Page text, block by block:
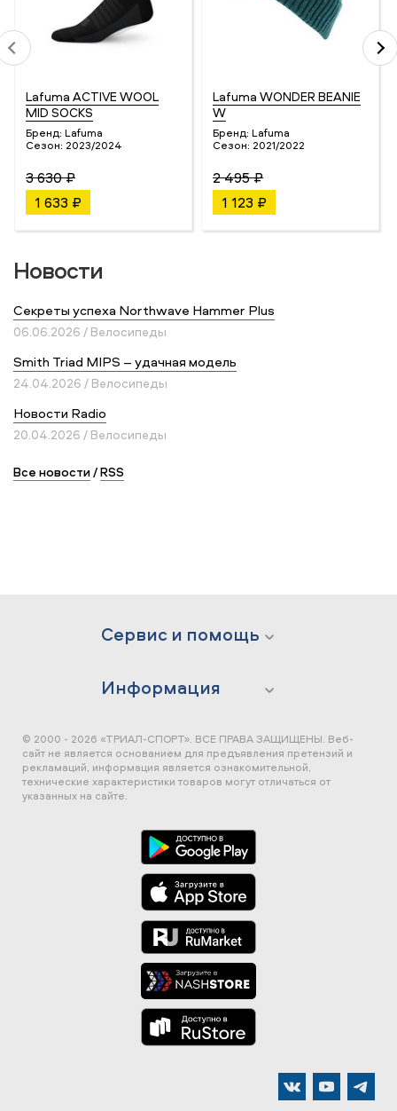
Lafuma ACTIVE WOOL
MID SOCKS
Бренд: Lafuma
Сезон: 2023/2024
3 630 ₽
1 633 ₽
Lafuma WONDER BEANIE
W
Бренд: Lafuma
Сезон: 2021/2022
2 495 ₽
1 123 ₽
Новости
Секреты успеха Northwave Hammer Plus
06.06.2026 / Велосипеды
Smith Triad MIPS – удачная модель
24.04.2026 / Велосипеды
Новости Radio
20.04.2026 / Велосипеды
Все новости/RSS
Сервис и помощь
Информация
© 2000 - 2026 «ТРИАЛ-СПОРТ». ВСЕ ПРАВА ЗАЩИЩЕНЫ. Веб-
сайт не является основанием для предъявления претензий и
рекламаций, информация является ознакомительной,
технические характеристики товаров могут отличаться от
указанных на сайте.